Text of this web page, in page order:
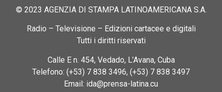
© 2023 AGENZIA DI STAMPA LATINOAMERICANA S.A.
Radio – Televisione – Edizioni cartacee e digitali
Tutti i diritti riservati
Calle E n. 454, Vedado, L’Avana, Cuba
Telefono: (+53) 7 838 3496, (+53) 7 838 3497
Email: ida@prensa-latina.cu